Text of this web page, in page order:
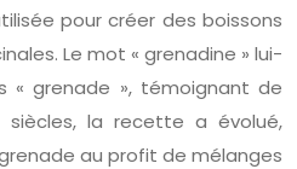
pour créer des boissons
Le mot « grenadine » lui-
« grenade », témoignant de
la recette a évolué,
au profit de mélanges